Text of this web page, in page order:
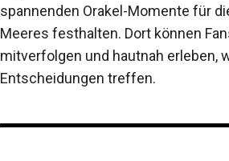
spannenden Orakel-Momente für
Meeres festhalten. Dort können
mitverfolgen und hautnah erleben,
Entscheidungen treffen.